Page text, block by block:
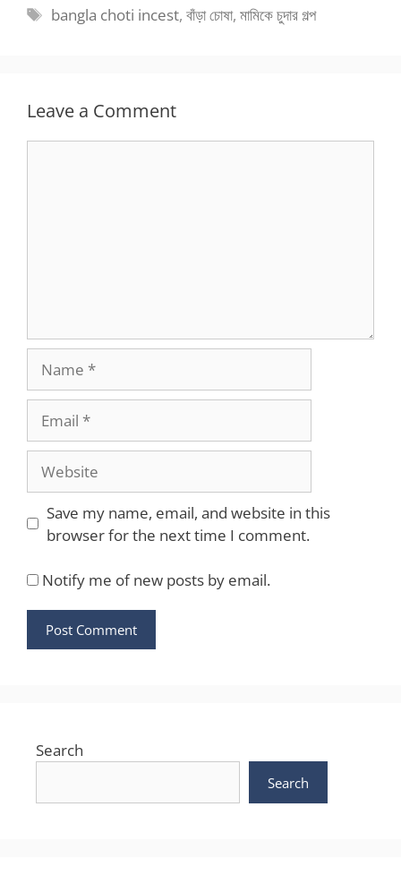
Tags
bangla choti incest,বাঁড়া চোষা,মামিকে চুদার গল্প
Leave a Comment
Website
Save my name, email, and website in this
browser for the next time I comment.
Notify me of new posts by email.
Search
Search